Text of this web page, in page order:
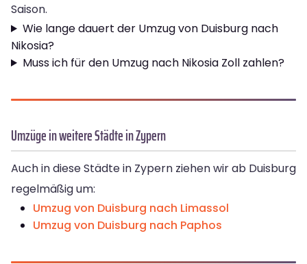
Saison.
Wie lange dauert der Umzug von Duisburg nach
Nikosia?
Muss ich für den Umzug nach Nikosia Zoll zahlen?
Umzüge in weitere Städte in Zypern
Auch in diese Städte in Zypern ziehen wir ab Duisburg
regelmäßig um:
Umzug von Duisburg nach Limassol
Umzug von Duisburg nach Paphos